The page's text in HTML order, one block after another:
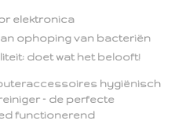
elektronica
ophoping van bacteriën
doetwat het belooft!
hygiënisch
– de perfecte
functionerend